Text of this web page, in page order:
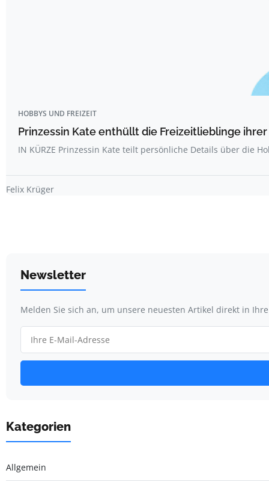
HOBBYS UND FREIZEIT
Prinzessin Kate enthüllt die Freizeitlieblinge
IN KÜRZE Prinzessin Kate teilt persönliche Details über die
Felix Krüger
Newsletter
Melden Sie sich an, um unsere neuesten Artikel direkt in
Kategorien
Allgemein